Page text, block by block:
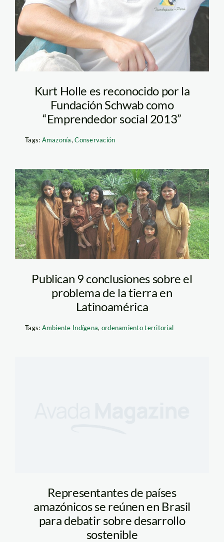
Kurt Holle es reconocido por la
Fundación Schwab como
“Emprendedor social 2013”
Tags: Amazonía,Conservación
Publican 9 conclusiones sobre el
problema de la tierra en
Latinoamérica
Tags: Ambiente Indígena, ordenamiento territorial
Representantes de países
amazónicos se reúnen en Brasil
para debatir sobre desarrollo
sostenible